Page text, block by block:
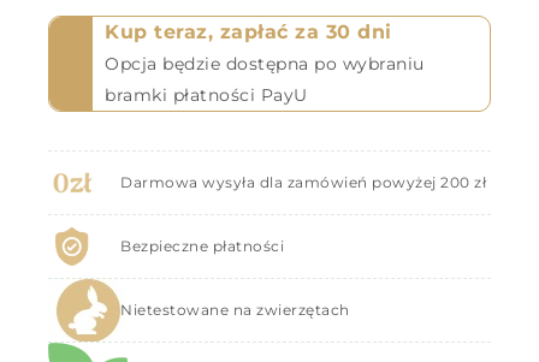
Kup teraz, zapłać za 30 dni
Opcja będzie dostępna po wybraniu
bramki płatności PayU
Darmowa wysyła dla zamówień powyżej 200 zł
Bezpieczne płatności
Nietestowane na zwierzętach